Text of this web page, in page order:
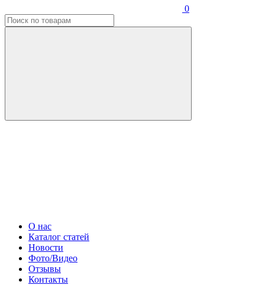
0
О нас
Каталог статей
Новости
Фото/Видео
Отзывы
Контакты